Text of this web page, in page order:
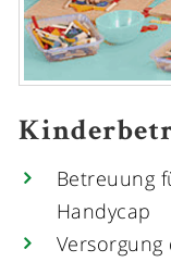
Betreuung
Handycap